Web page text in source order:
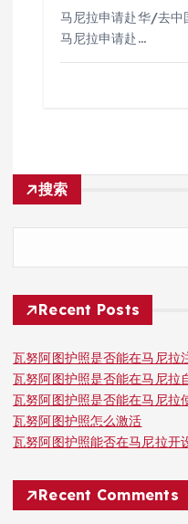
马尼拉申请赴华/去中
马尼拉申请赴…
搜索
Recent Posts
瓦努阿图护照是否能在马尼拉
瓦努阿图护照是否能在马尼拉
瓦努阿图护照是否能在马尼拉
瓦努阿图护照怎么激活
瓦努阿图护照能否在马尼拉开
Recent Comments